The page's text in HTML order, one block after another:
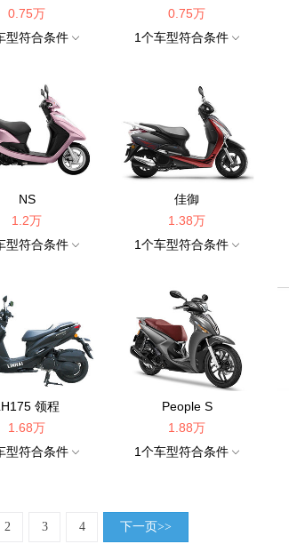
0.75万
型符合条件
0.75万
1个车型符合条件
NS
1.2万
型符合条件
佳御
1.38万
1个车型符合条件
领程
1.68万
型符合条件
People S
1.88万
1个车型符合条件
2 3 4 下一页>>